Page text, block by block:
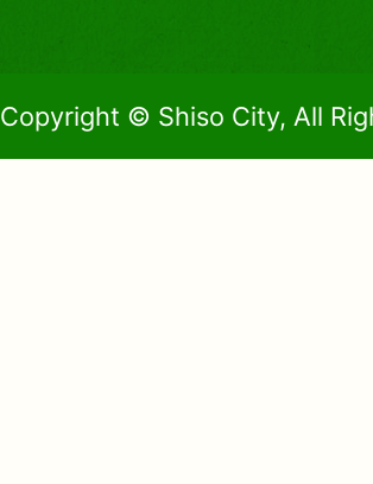
Copyright © Shiso City, All